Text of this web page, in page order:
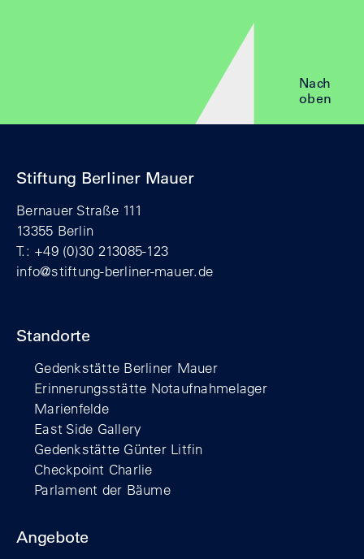
Nach
oben
Stiftung Berliner Mauer
Bernauer Straße 111
13355 Berlin
T.: +49 (0)30 213085-123
info@stiftung-berliner-mauer.de
Standorte
Gedenkstätte Berliner Mauer
Erinnerungsstätte Notaufnahmelager
Marienfelde
East Side Gallery
Gedenkstätte Günter Litfin
Checkpoint Charlie
Parlament der Bäume
Angebote